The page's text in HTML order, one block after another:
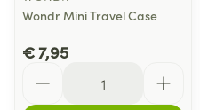
Wondr Mini Travel Case
€ 7,95